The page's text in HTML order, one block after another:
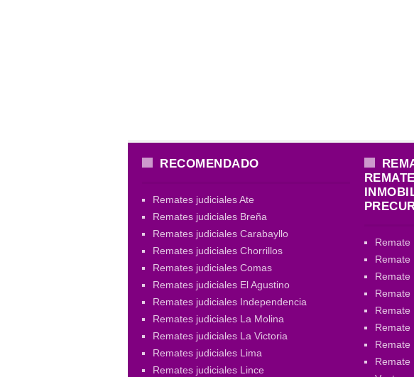
RECOMENDADO
Remates judiciales Ate
Remates judiciales Breña
Remates judiciales Carabayllo
Remates judiciales Chorrillos
Remates judiciales Comas
Remates judiciales El Agustino
Remates judiciales Independencia
Remates judiciales La Molina
Remates judiciales La Victoria
Remates judiciales Lima
Remates judiciales Lince
Remate
Remate
Remate
Remate
Remate
Remate
Remate
Remate